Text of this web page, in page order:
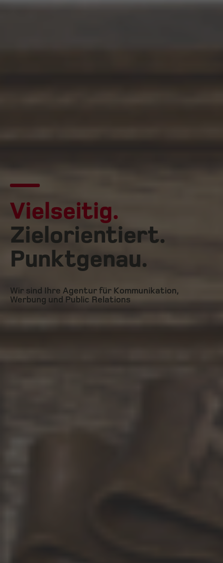
Vielseitig.
Zielorientiert.
Punktgenau.
Wir sind Ihre Agentur für Kommunikation,
Werbung und Public Relations